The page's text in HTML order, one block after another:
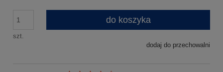
szt.
do koszyka
dodaj do przechowalni